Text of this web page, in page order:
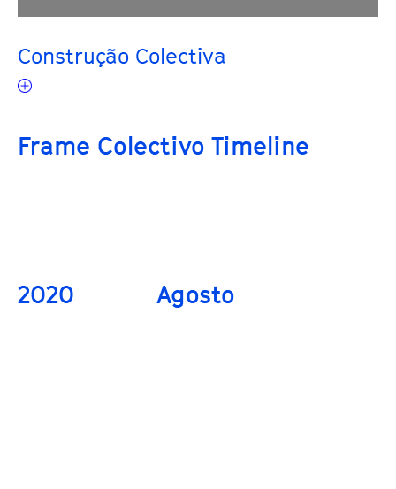
Construção Colectiva
Frame Colectivo Timeline
Agosto
2020